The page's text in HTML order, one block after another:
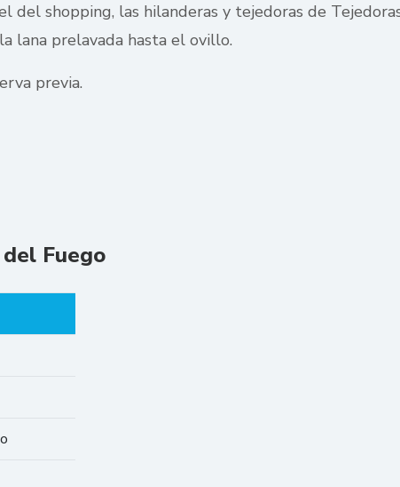
del shopping, las hilanderas y tejedoras de
lana prelavada hasta el ovillo.
previa.
Fuego